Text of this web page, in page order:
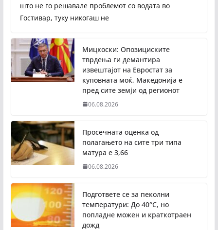
што не го решавале проблемот со водата во
Гостивар, туку никогаш не
Мицкоски: Опозициските
тврдења ги демантира
извештајот на Евростат за
куповната моќ, Македонија е
пред сите земји од регионот
06.08.2026
Просечната оценка од
полагањето на сите три типа
матура е 3,66
06.08.2026
Подгответе се за пеколни
температури: До 40°C, но
попладне можен и краткотраен
дожд